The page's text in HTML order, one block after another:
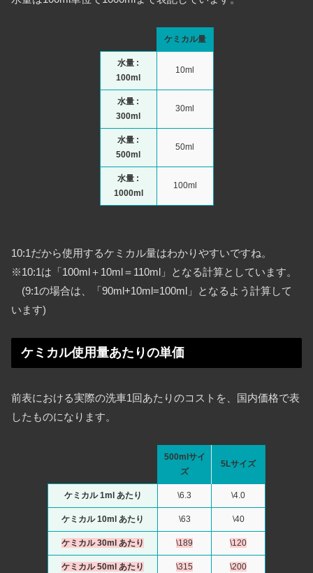
ケミカル量
水量 :
100ml
10ml
水量 :
300ml
30ml
水量 :
500ml
50ml
水量 :
1000ml
100ml
10:1だから使用するケミカル量はわかりやすいですね。
※10:1は「100ml＋10ml＝110ml」となる計算としています。
(9:1の場合は、「90ml+10ml=100ml」となるよう計算して
います)
ケミカル使用量あたりの単価
前表における実際の洗車1回あたりのコストを、国内価格で表
したものになります。
500mlサイ
ズ
5Lサイズ
ケミカル 1ml あたり \6.3 \4.0
ケミカル 10ml あたり \63 \40
ケミカル 30ml あたり \189 \120
ケミカル 50ml あたり \315 \200